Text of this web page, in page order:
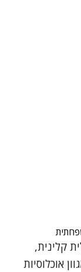
קלינית,
כ-25 שנה במגוון אוכלוסיות